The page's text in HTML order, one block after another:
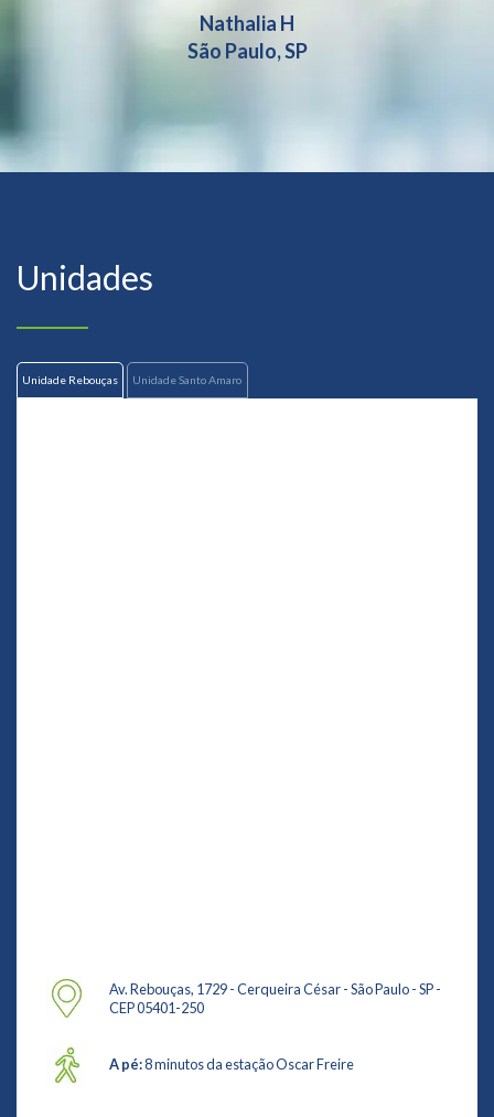
Nathalia H
São Paulo, SP
Unidades
Unidade Rebouças Unidade Santo Amaro
Av. Rebouças, 1729 - Cerqueira César - São Paulo - SP -
CEP 05401-250
A pé:8 minutos da estação Oscar Freire